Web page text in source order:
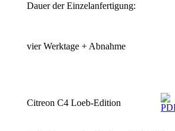
Dauer der Einzelanfertigung:
vier Werktage + Abnahme
Citreon C4 Loeb-Edition